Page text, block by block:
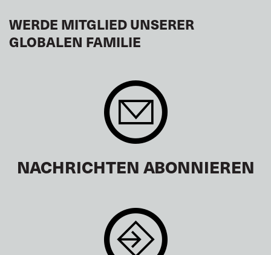
WERDE MITGLIED UNSERER
GLOBALEN FAMILIE
NACHRICHTEN ABONNIEREN